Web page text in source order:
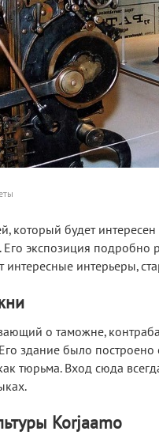
который будет интересен
экспозиция подробно
интересные интерьеры,
о таможне,
здание было
тюрьма. Вход сюда
Korjaamo